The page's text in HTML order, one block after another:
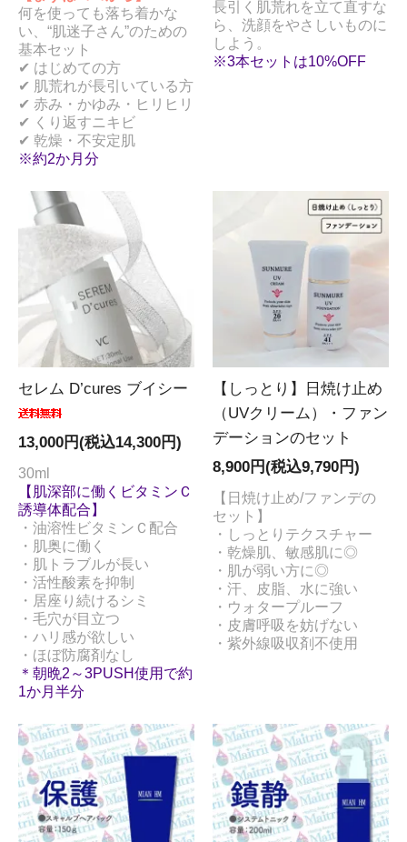
何を使っても落ち着かな
い、“肌迷子さん”のための
基本セット
✔ はじめての方
✔ 肌荒れが長引いている方
✔ 赤み・かゆみ・ヒリヒリ
✔ くり返すニキビ
✔ 乾燥・不安定肌
※約2か月分
長引く肌荒れを立て直すな
ら、洗顔をやさしいものに
しよう。
※3本セットは10%OFF
セレム D’cures ブイシー
13,000円(税込14,300円)
30ml
【肌深部に働くビタミンＣ
誘導体配合】
・油溶性ビタミンＣ配合
・肌奥に働く
・肌トラブルが長い
・活性酸素を抑制
・居座り続けるシミ
・毛穴が目立つ
・ハリ感が欲しい
・ほぼ防腐剤なし
＊朝晩2～3PUSH使用で約
1か月半分
【しっとり】日焼け止め
（UVクリーム）・ファン
デーションのセット
8,900円(税込9,790円)
【日焼け止め/ファンデの
セット】
・しっとりテクスチャー
・乾燥肌、敏感肌に◎
・肌が弱い方に◎
・汗、皮脂、水に強い
・ウォタープルーフ
・皮膚呼吸を妨げない
・紫外線吸収剤不使用